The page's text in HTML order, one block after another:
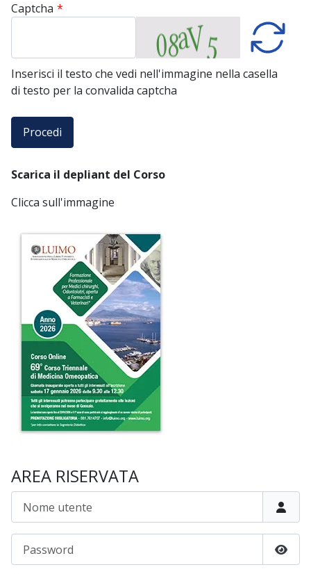
Captcha *
Inserisci il testo che vedi nell'immagine nella casella
di testo per la convalida captcha
Scarica il depliant del Corso
Clicca sull'immagine
AREA RISERVATA